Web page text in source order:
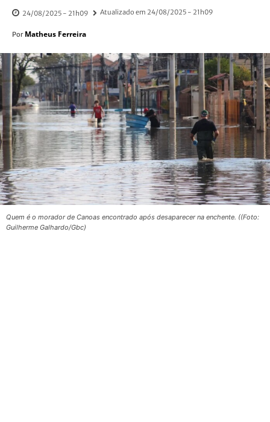
24/08/2025 - 21h09 Atualizado em 24/08/2025 - 21h09
Por Matheus Ferreira
Quem é o morador de Canoas encontrado após desaparecer na enchente. ((Foto:
Guilherme Galhardo/Gbc)